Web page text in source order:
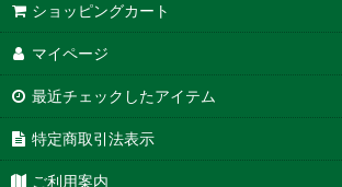
ショッピングカート
マイページ
最近チェックしたアイテム
特定商取引法表示
ご利用案内